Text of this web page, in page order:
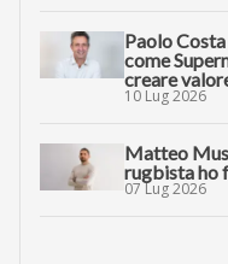
Paolo
come
creare
10 Lug 2026
Matteo
rugbista ho
07 Lug 2026